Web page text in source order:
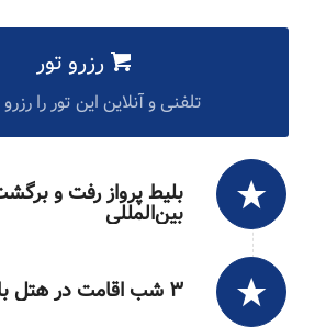
رزرو تور
تلفنی و آنلاین این تور را
بلیط پرواز رفت و
بین‌المللی
۳ شب اقامت در هتل با صبحانه